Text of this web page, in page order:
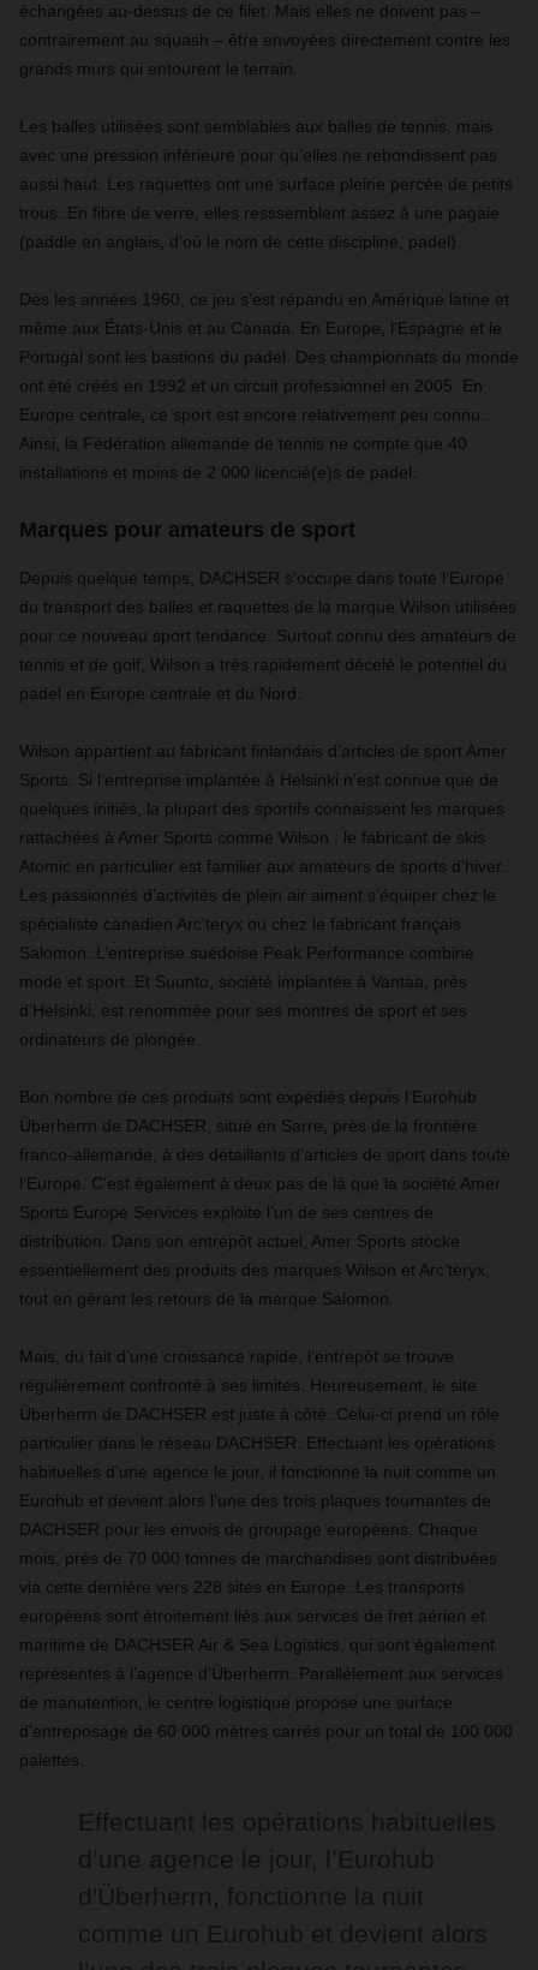
échangées au-dessus de ce filet. Mais elles ne doivent pas –
contrairement au squash – être envoyées directement contre les
grands murs qui entourent le terrain.
Les balles utilisées sont semblables aux balles de tennis, mais
avec une pression inférieure pour qu’elles ne rebondissent pas
aussi haut. Les raquettes ont une surface pleine percée de petits
trous. En fibre de verre, elles resssemblent assez à une pagaie
(paddle en anglais, d’où le nom de cette discipline, padel).
Dès les années 1960, ce jeu s'est répandu en Amérique latine et
même aux États-Unis et au Canada. En Europe, l’Espagne et le
Portugal sont les bastions du padel. Des championnats du monde
ont été créés en 1992 et un circuit professionnel en 2005. En
Europe centrale, ce sport est encore relativement peu connu.
Ainsi, la Fédération allemande de tennis ne compte que 40
installations et moins de 2 000 licencié(e)s de padel.
Marques pour amateurs de sport
Depuis quelque temps, DACHSER s’occupe dans toute l’Europe
du transport des balles et raquettes de la marque Wilson utilisées
pour ce nouveau sport tendance. Surtout connu des amateurs de
tennis et de golf, Wilson a très rapidement décelé le potentiel du
padel en Europe centrale et du Nord.
Wilson appartient au fabricant finlandais d’articles de sport Amer
Sports. Si l’entreprise implantée à Helsinki n’est connue que de
quelques initiés, la plupart des sportifs connaissent les marques
rattachées à Amer Sports comme Wilson : le fabricant de skis
Atomic en particulier est familier aux amateurs de sports d’hiver.
Les passionnés d’activités de plein air aiment s’équiper chez le
spécialiste canadien Arc’teryx ou chez le fabricant français
Salomon. L’entreprise suédoise Peak Performance combine
mode et sport. Et Suunto, société implantée à Vantaa, près
d’Helsinki, est renommée pour ses montres de sport et ses
ordinateurs de plongée.
Bon nombre de ces produits sont expédiés depuis l’Eurohub
Überherrn de DACHSER, situé en Sarre, près de la frontière
franco-allemande, à des détaillants d’articles de sport dans toute
l’Europe. C’est également à deux pas de là que la société Amer
Sports Europe Services exploite l’un de ses centres de
distribution. Dans son entrepôt actuel, Amer Sports stocke
essentiellement des produits des marques Wilson et Arc’teryx,
tout en gérant les retours de la marque Salomon.
Mais, du fait d’une croissance rapide, l’entrepôt se trouve
régulièrement confronté à ses limites. Heureusement, le site
Überherrn de DACHSER est juste à côté. Celui-ci prend un rôle
particulier dans le réseau DACHSER. Effectuant les opérations
habituelles d’une agence le jour, il fonctionne la nuit comme un
Eurohub et devient alors l’une des trois plaques tournantes de
DACHSER pour les envois de groupage européens. Chaque
mois, près de 70 000 tonnes de marchandises sont distribuées
via cette dernière vers 228 sites en Europe. Les transports
européens sont étroitement liés aux services de fret aérien et
maritime de DACHSER Air & Sea Logistics, qui sont également
représentés à l’agence d’Überherrn. Parallèlement aux services
de manutention, le centre logistique propose une surface
d’entreposage de 60 000 mètres carrés pour un total de 100 000
palettes.
Effectuant les opérations habituelles
d’une agence le jour, l’Eurohub
d'Überherrn, fonctionne la nuit
comme un Eurohub et devient alors